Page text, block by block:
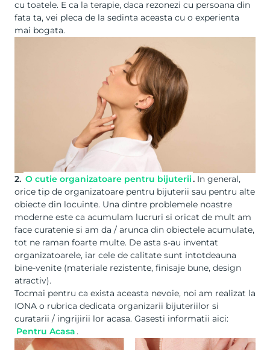
cu toatele. E ca la terapie, daca rezonezi cu persoana din
fata ta, vei pleca de la sedinta aceasta cu o experienta
mai bogata.
2. O cutie organizatoare pentru bijuterii. In general,
orice tip de organizatoare pentru bijuterii sau pentru alte
obiecte din locuinte. Una dintre problemele noastre
moderne este ca acumulam lucruri si oricat de mult am
face curatenie si am da / arunca din obiectele acumulate,
tot ne raman foarte multe. De asta s-au inventat
organizatoarele, iar cele de calitate sunt intotdeauna
bine-venite (materiale rezistente, finisaje bune, design
atractiv).
Tocmai pentru ca exista aceasta nevoie, noi am realizat la
IONA o rubrica dedicata organizarii bijuteriilor si
curatarii / ingrijirii lor acasa. Gasesti informatii aici:
Pentru Acasa.